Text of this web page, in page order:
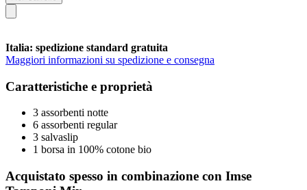
Italia: spedizione standard gratuita
Maggiori informazioni su spedizione e consegna
Caratteristiche e proprietà
3 assorbenti notte
6 assorbenti regular
3 salvaslip
1 borsa in 100% cotone bio
Acquistato spesso in combinazione con Imse